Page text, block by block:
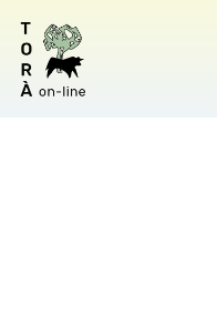
ID de foto no vàlid